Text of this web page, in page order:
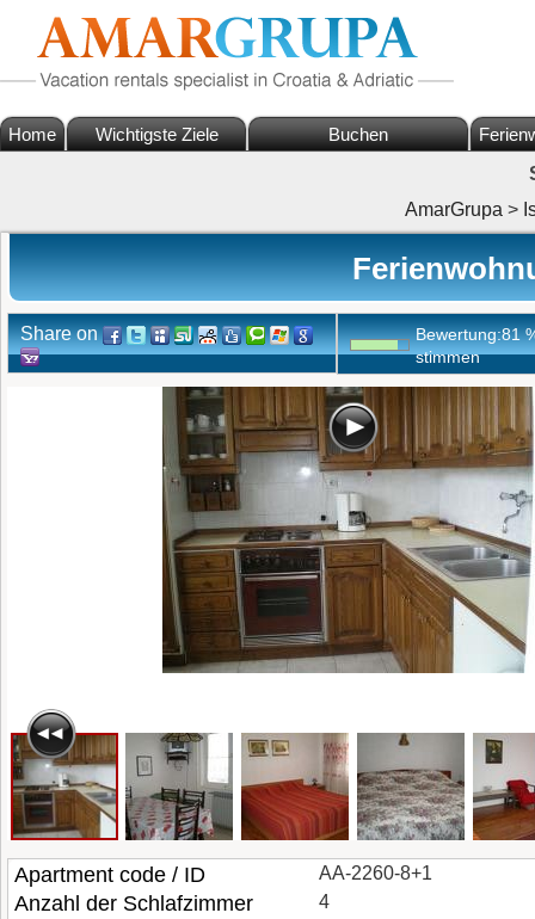
Home Wichtigste Ziele Buchen
AmarGrupa >
Share on Bewertung:81
stimmen
Apartment code / ID AA-2260-8+1
Anzahl der Schlafzimmer 4